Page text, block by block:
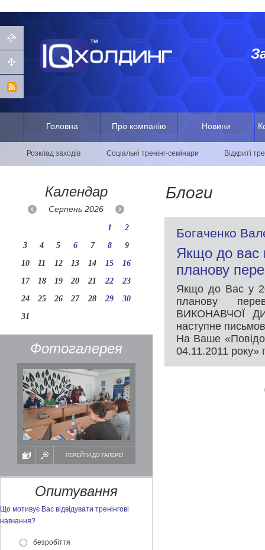
Головна Про компанію Новини
Розклад заходів Соціальні тренінг-семінари Відкриті
Календар
Серпень2026
1
2
3
4 5 6 7 8
9
10
11 12 13 14 15
16
17
18 19 20 21 22
23
24
25 26 27 28 29
30
31
Фотогалерея
ПЕРЕЙТИ ДО ГАЛЕРЕЇ
Опитування
Що мотивує Вас відвідувати тренінгові
навчання?
безробіття
Блоги
Богаченко
Якщо до вас
планову
Якщо до Вас у
планову
ВИКОНАВЧОЇ
наступне
На Ваше
04.11.2011 року»